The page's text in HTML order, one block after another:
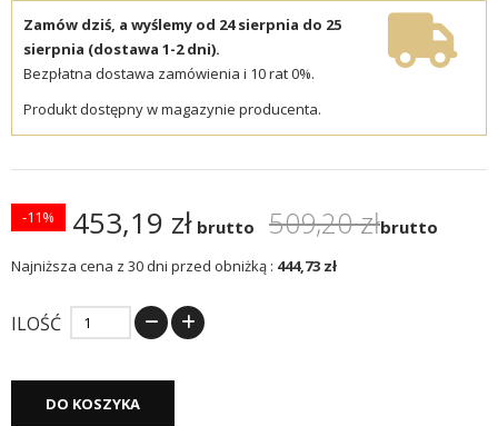
Zamów dziś, a wyślemy od 24 sierpnia do 25
sierpnia (dostawa 1-2 dni).
Bezpłatna dostawa zamówienia i 10 rat 0%.
Produkt dostępny w magazynie producenta.
453,19 zł brutto 509,20 złbrutto
-11%
Najniższa cena z 30 dni przed obniżką : 444,73 zł
ILOŚĆ
DO KOSZYKA